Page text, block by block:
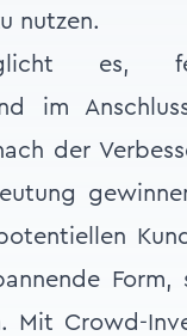
nutzen.
es,
im
der
Form,
Mit Crowd-